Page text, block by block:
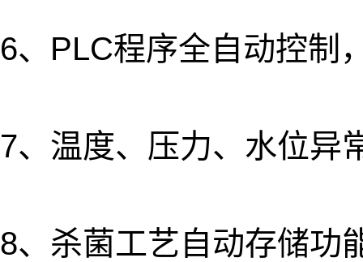
6、PLC程序全自动控制
7、温度、压力、水位异
8、杀菌工艺自动存储功